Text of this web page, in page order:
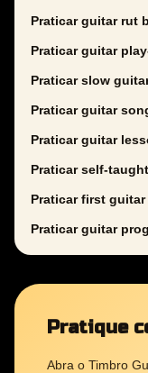
Praticar guitar rut
Praticar guitar
Praticar slow
Praticar guitar
Praticar guitar
Praticar self-
Praticar first
Praticar guitar
Pratique
Abra o Timbro